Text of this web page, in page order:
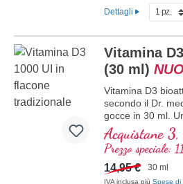
contribuisce alla
muscolare e alla
una produzione
da 25 anni,
testato in
medici.
maggiori
D3 + K2
Dettagli
Vitamina
(30 ml)
Vitamina D3
secondo il Dr.
gocce in 30 ml.
1.000 IE di
premium.
protettivo,
una migliore
combinazione
Acquistane
Prezzo speciale:
14,95 € 30 ml
IVA inclusa più Spese di